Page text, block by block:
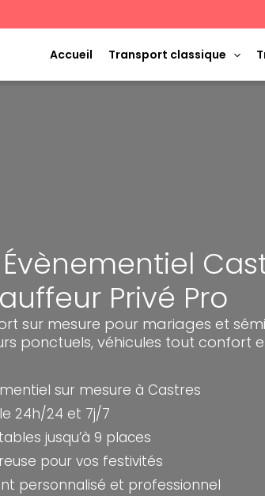
Accueil Transport classique
Privé Pro
sur mesure pour mariages et
ponctuels, véhicules tout confort
sur mesure à Castres
24h/24 et 7j/7
jusqu’à 9 places
pour vos festivités
personnalisé et professionnel